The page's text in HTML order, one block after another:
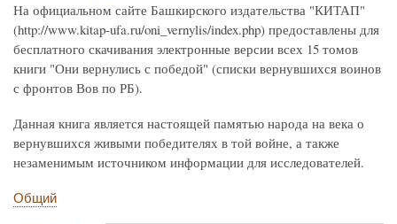
На официальном сайте Башкирского издательства "КИТАП"
(http://www.kitap-ufa.ru/oni_vernylis/index.php) предоставлены для
бесплатного скачивания электронные версии всех 15 томов
книги "Они вернулись с победой" (списки вернувшихся воинов
с фронтов Вов по РБ).
Данная книга является настоящей памятью народа на века о
вернувшихся живыми победителях в той войне, а также
незаменимым источником информации для исследователей.
Общий